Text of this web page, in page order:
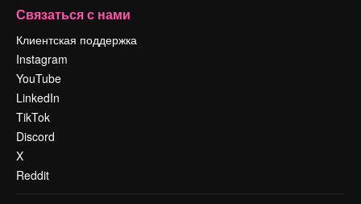
Связаться с нами
Клиентская поддержка
Instagram
YouTube
LinkedIn
TikTok
Discord
X
Reddit